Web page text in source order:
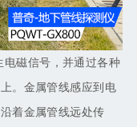
电磁信号，并通过各种
。金属管线感应到电
着金属管线远处传